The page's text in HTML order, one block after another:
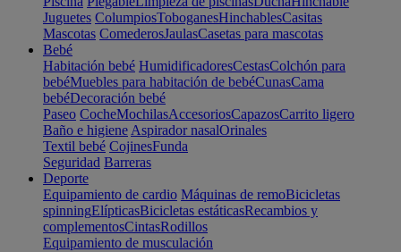
Juguetes ColumpiosToboganesHinchablesCasitas
Mascotas ComederosJaulasCasetas para mascotas
Bebé
Habitación bebé HumidificadoresCestasColchón para
bebéMuebles para habitación de bebéCunasCama
bebéDecoración bebé
Paseo CocheMochilasAccesoriosCapazosCarrito ligero
Baño e higiene Aspirador nasalOrinales
Textil bebé CojinesFunda
Seguridad Barreras
Deporte
Equipamiento de cardio Máquinas de remoBicicletas
spinningElípticasBicicletas estáticasRecambios y
complementosCintasRodillos
Equipamiento de musculación